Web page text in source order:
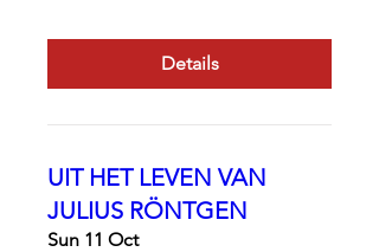
Details
UIT HET LEVEN VAN
JULIUS RÖNTGEN
Sun 11 Oct